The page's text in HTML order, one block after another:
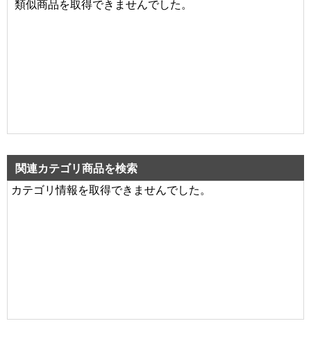
類似商品を取得できませんでした。
関連カテゴリ商品を検索
カテゴリ情報を取得できませんでした。